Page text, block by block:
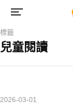
標籤
兒童閱讀
2026-03-01